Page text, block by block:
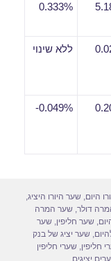
0.333%
ללא שינוי
0.049%-
היום,שער היורו היציג,
דולר,שער המרה
,שער חליפין,שער
,שער יציג של בנק
חליפין,שערי חליפין
יציגים